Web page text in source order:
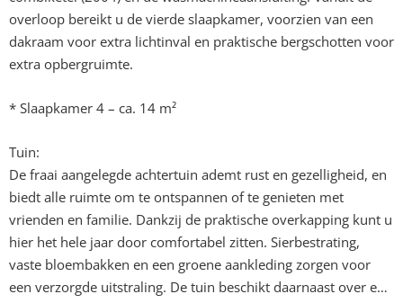
overloop bereikt u de vierde slaapkamer, voorzien van een
dakraam voor extra lichtinval en praktische bergschotten voor
extra opbergruimte.
* Slaapkamer 4 – ca. 14 m²
Tuin:
De fraai aangelegde achtertuin ademt rust en gezelligheid, en
biedt alle ruimte om te ontspannen of te genieten met
vrienden en familie. Dankzij de praktische overkapping kunt u
hier het hele jaar door comfortabel zitten. Sierbestrating,
vaste bloembakken en een groene aankleding zorgen voor
een verzorgde uitstraling. De tuin beschikt daarnaast over een